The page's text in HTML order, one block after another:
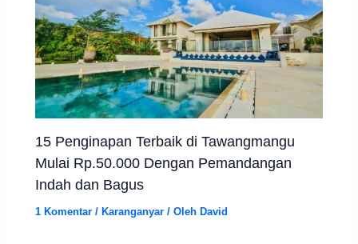
15 Penginapan Terbaik di Tawangmangu
Mulai Rp.50.000 Dengan Pemandangan
Indah dan Bagus
1 Komentar / Karanganyar / Oleh David